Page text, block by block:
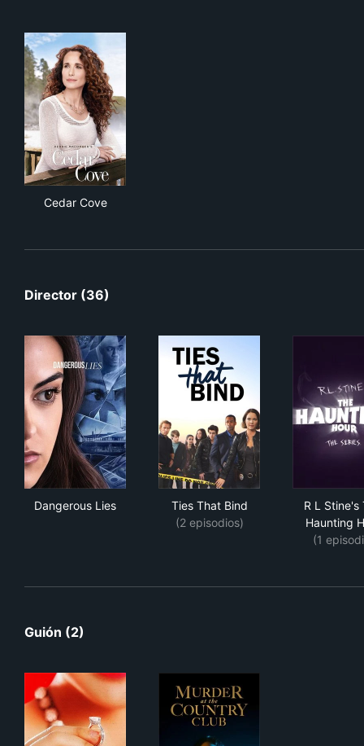
Cedar Cove
Director (36)
Dangerous Lies
Ties That Bind
(2 episodios)
R L Stine's
Haunting
(1
Guión (2)